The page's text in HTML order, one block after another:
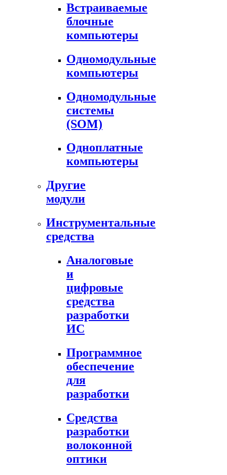
Встраиваемые
блочные
компьютеры
Одномодульные
компьютеры
Одномодульные
системы
(SOM)
Одноплатные
компьютеры
Другие
модули
Инструментальные
средства
Аналоговые
и
цифровые
средства
разработки
ИС
Программное
обеспечение
для
разработки
Средства
разработки
волоконной
оптики